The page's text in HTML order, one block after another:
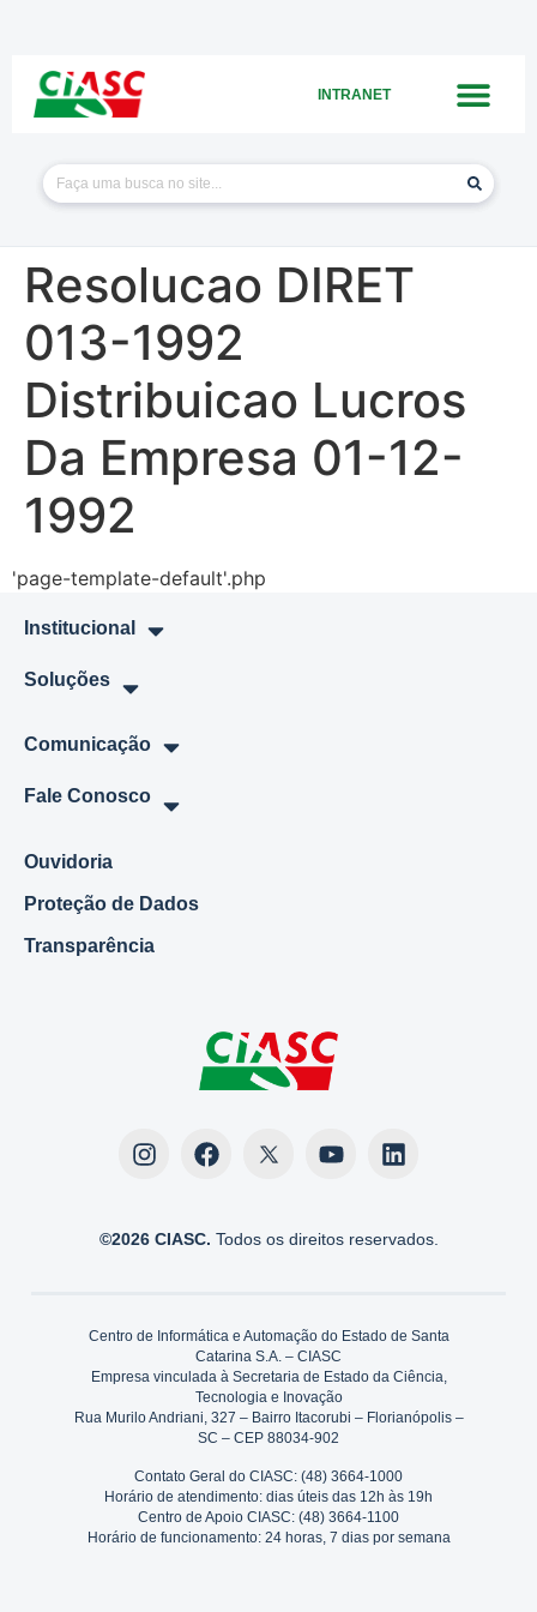
INTRANET
Resolucao DIRET
013-1992
Distribuicao Lucros
Da Empresa 01-12-
1992
'page-template-default'.php
Institucional
Soluções
Comunicação
Fale Conosco
Ouvidoria
Proteção de Dados
Transparência
©2026 CIASC. Todos os direitos reservados.
Centro de Informática e Automação do Estado de Santa
Catarina S.A. – CIASC
Empresa vinculada à Secretaria de Estado da Ciência,
Tecnologia e Inovação
Rua Murilo Andriani, 327 – Bairro Itacorubi – Florianópolis –
SC – CEP 88034-902
Contato Geral do CIASC: (48) 3664-1000
Horário de atendimento: dias úteis das 12h às 19h
Centro de Apoio CIASC: (48) 3664-1100
Horário de funcionamento: 24 horas, 7 dias por semana